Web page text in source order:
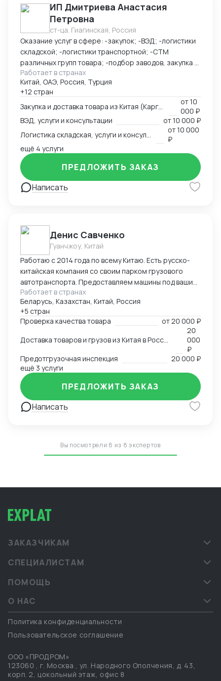
Китай ( PerlRiver) — собственное представительство
поставками, инспекцией фабрик, консолидацией
грузов и взаимодействием с китайскими
производителями. Мы сопровождаем клиентов в
форматах B2B и B2G, предоставляя надёжные и
прозрачные логистические решения под ключ.
ИП Дмитриева Анастасия
Петровна
ст-ца. Гиагинская, Россия
Оказание услуг в сфере: -закупок; -ВЭД; -логистики
складской; -логистики транспортной; -СТМ
различных групп товара; -подбор заводов, закупка и
доставка товара из Китая (КАРГО и Белый ввоз)
Страны с которыми работаю по сей день: Европа,
США, ОАЭ, Турция, Китай, СНГ
Работает в странах
Китай, ОАЭ, Россия, Турция
+12 стран
от10
000 ₽
ВЭД, услуги и консультации
от10 000 ₽
от10 000
₽
ещё 4 услуги
Написать
ПРЕДЛОЖИТЬ ЗАКАЗ
Денис Савченко
Гуанчжоу, Китай
Работаю с 2014 года по всему Китаю. Есть русско-
китайская компания со своим парком грузового
автотранспорта. Предоставляем машины под ваши
поставки. Свой офис и склад в Гуанчжоу, ИУ и
Маньчжурии. Занимаюсь оказанием различных услуг
в сфере внешней торговли.
Работает в странах
Беларусь, Казахстан, Китай, Россия
+5 стран
Проверка качества товара
от20 000 ₽
Доставка товаров и грузов из Китая в Россию, Казахстан, Беларусь, Таиланд, Вьетнам, Малайзию
20
000
₽
Предотгрузочная инспекция
20 000 ₽
ещё 3 услуги
Написать
ПРЕДЛОЖИТЬ ЗАКАЗ
Вы посмотрели 8 из 8 экспертов
ЗАКАЗЧИКАМ
СПЕЦИАЛИСТАМ
ПОМОЩЬ
О НАС
Политика конфиденциальности
Пользовательское соглашение
ООО «ПРОДРОМ»
123060 , г. Москва , ул. Народного Ополчения, д. 43,
корп. 2, цокольный этаж, офис 8